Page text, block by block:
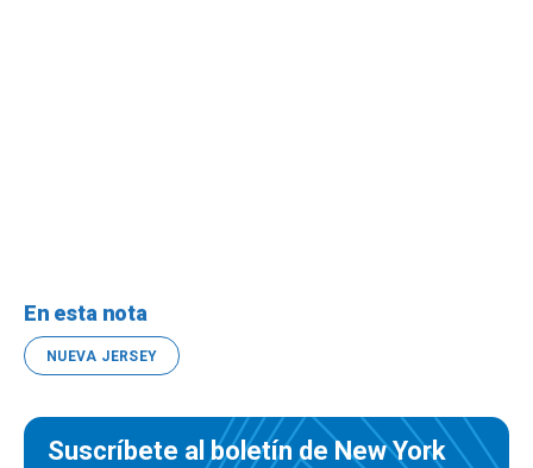
En esta nota
NUEVA JERSEY
Suscríbete al boletín de New York